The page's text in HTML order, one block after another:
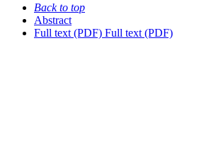
Back to top
Abstract
Full text (PDF) Full text (PDF)